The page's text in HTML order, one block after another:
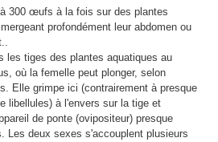
300 œufs à la fois sur des plantes
profondément leur abdomen ou
les tiges des plantes aquatiques au
où la femelle peut plonger, selon
Elle grimpe ici (contrairement à presque
libellules) à l'envers sur la tige et
de ponte (ovipositeur) presque
Les deux sexes s'accouplent plusieurs